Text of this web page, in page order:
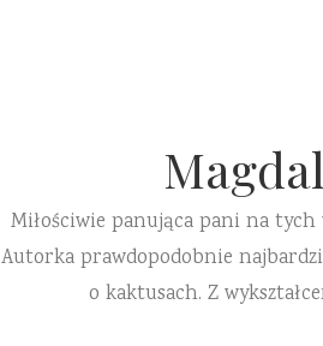
Miłościwie panująca pani na
Autorka prawdopodobnie
o kaktusach. Z